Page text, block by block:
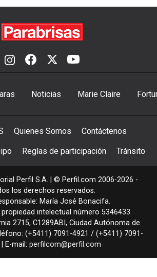
Noticias Marie Claire
Quienes Somos Contáctenos
Reglas de participación Tránsito
Perfil S.A. | © Perfil.com 2006-2026 -
los derechos reservados.
María José Bonacifa.
propiedad intelectual número 5346433
2715, C1289ABI , Ciudad Autónoma de
(+5411) 7091-4921 / (+5411) 7091-
| E-mail: perfilcom@perfil.com